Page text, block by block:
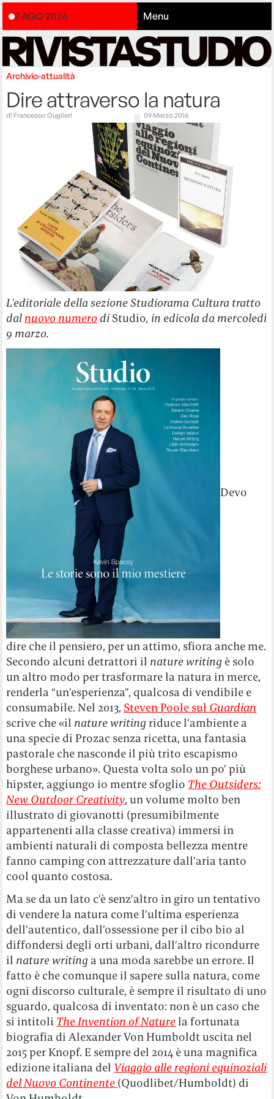
7 AGO 2026 Menu
Archivio-attualità
Dire attraverso la natura
di Francesco Guglieri 09 Marzo 2016
L’editoriale della sezione Studiorama Cultura tratto
dal nuovo numero di Studio, in edicola da mercoledì
9 marzo.
Devo
dire che il pensiero, per un attimo, sfiora anche me.
Secondo alcuni detrattori il nature writing è solo
un altro modo per trasformare la natura in merce,
renderla “un’esperienza”, qualcosa di vendibile e
consumabile. Nel 2013, Steven Poole sul Guardian
scrive che «il nature writing riduce l’ambiente a
una specie di Prozac senza ricetta, una fantasia
pastorale che nasconde il più trito escapismo
borghese urbano». Questa volta solo un po’ più
hipster, aggiungo io mentre sfoglio The Outsiders:
New Outdoor Creativity, un volume molto ben
illustrato di giovanotti (presumibilmente
appartenenti alla classe creativa) immersi in
ambienti naturali di composta bellezza mentre
fanno camping con attrezzature dall’aria tanto
cool quanto costosa.
Ma se da un lato c’è senz’altro in giro un tentativo
di vendere la natura come l’ultima esperienza
dell’autentico, dall’ossessione per il cibo bio al
diffondersi degli orti urbani, dall’altro ricondurre
il nature writing a una moda sarebbe un errore. Il
fatto è che comunque il sapere sulla natura, come
ogni discorso culturale, è sempre il risultato di uno
sguardo, qualcosa di inventato: non è un caso che
si intitoli The Invention of Nature la fortunata
biografia di Alexander Von Humboldt uscita nel
2015 per Knopf. E sempre del 2014 è una magnifica
edizione italiana del Viaggio alle regioni equinoziali
del Nuovo Continente (Quodlibet/Humboldt) di